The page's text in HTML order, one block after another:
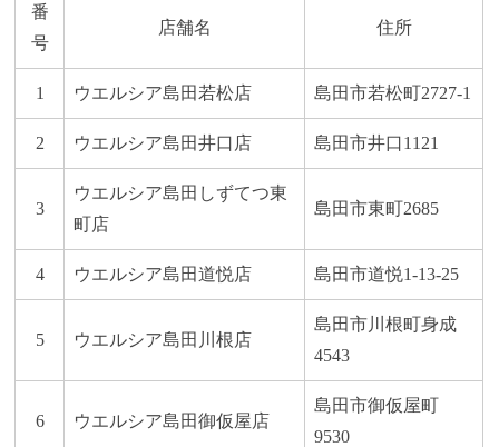
番
号
店舗名 住所
1 ウエルシア島田若松店 島田市若松町2727-1
2 ウエルシア島田井口店 島田市井口1121
3
ウエルシア島田しずてつ東
町店
島田市東町2685
4 ウエルシア島田道悦店 島田市道悦1-13-25
5 ウエルシア島田川根店
島田市川根町身成
4543
6 ウエルシア島田御仮屋店
島田市御仮屋町
9530